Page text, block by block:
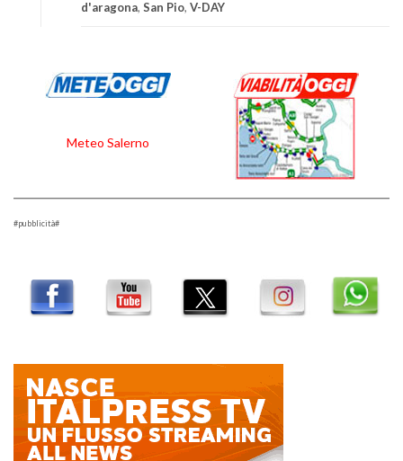
d'aragona, San Pio, V-DAY
Meteo Salerno
#pubblicità#